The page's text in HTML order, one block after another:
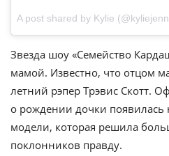
A post shared by Kylie
Звезда шоу «Семейство
мамой. Известно, что отцом
летний рэпер Трэвис Скотт.
о рождении дочки появилась
модели, которая решила
поклонников правду.